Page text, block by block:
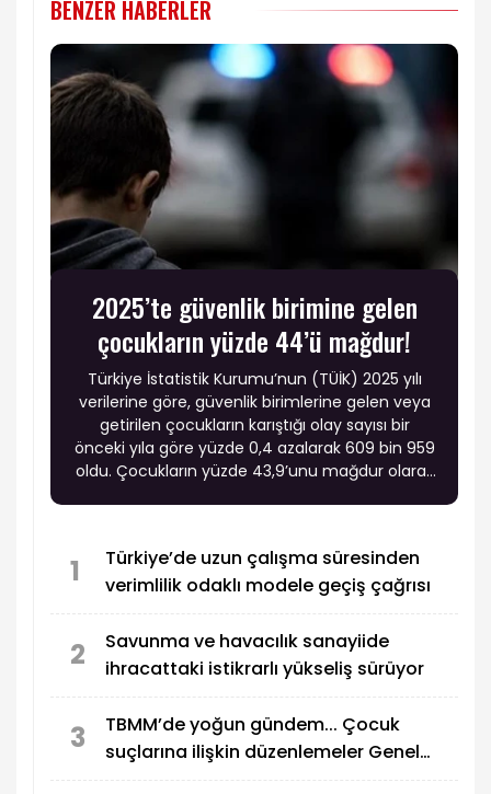
BENZER HABERLER
2025’te güvenlik birimine gelen
çocukların yüzde 44’ü mağdur!
Türkiye İstatistik Kurumu’nun (TÜİK) 2025 yılı
verilerine göre, güvenlik birimlerine gelen veya
getirilen çocukların karıştığı olay sayısı bir
önceki yıla göre yüzde 0,4 azalarak 609 bin 959
oldu. Çocukların yüzde 43,9’unu mağdur olarak
1
Türkiye’de uzun çalışma süresinden
verimlilik odaklı modele geçiş çağrısı
2
Savunma ve havacılık sanayiide
ihracattaki istikrarlı yükseliş sürüyor
3
TBMM’de yoğun gündem... Çocuk
suçlarına ilişkin düzenlemeler Genel